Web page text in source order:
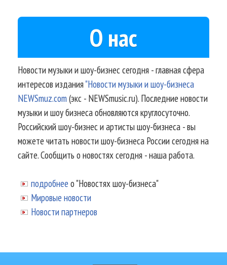
О нас
Новости музыки и шоу-бизнес сегодня - главная сфера
интересов издания"Новости музыки и шоу-бизнеса
NEWSmuz.com(экс - NEWSmusic.ru). Последние новости
музыки и шоу бизнеса обновляются круглосуточно.
Российский шоу-бизнес и артисты шоу-бизнеса - вы
можете читать новости шоу-бизнеса России сегодня на
сайте. Сообщить о новостях сегодня - наша работа.
подробнее о "Новостях шоу-бизнеса"
Мировые новости
Новости партнеров